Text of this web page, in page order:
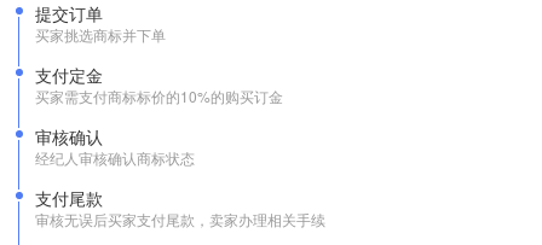
提交订单
买家挑选商标并下单
支付定金
买家需支付商标标价的10%的购买订金
审核确认
经纪人审核确认商标状态
支付尾款
审核无误后买家支付尾款，卖家办理相关手续